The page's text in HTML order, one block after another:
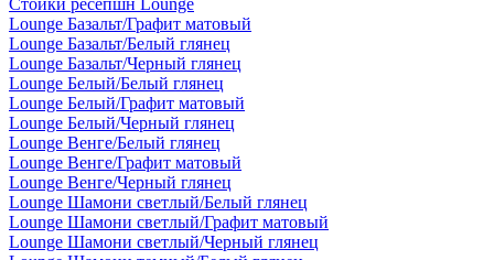
Стойки ресепшн Lounge
Lounge Базальт/Графит матовый
Lounge Базальт/Белый глянец
Lounge Базальт/Черный глянец
Lounge Белый/Белый глянец
Lounge Белый/Графит матовый
Lounge Белый/Черный глянец
Lounge Венге/Белый глянец
Lounge Венге/Графит матовый
Lounge Венге/Черный глянец
Lounge Шамони светлый/Белый глянец
Lounge Шамони светлый/Графит матовый
Lounge Шамони светлый/Черный глянец